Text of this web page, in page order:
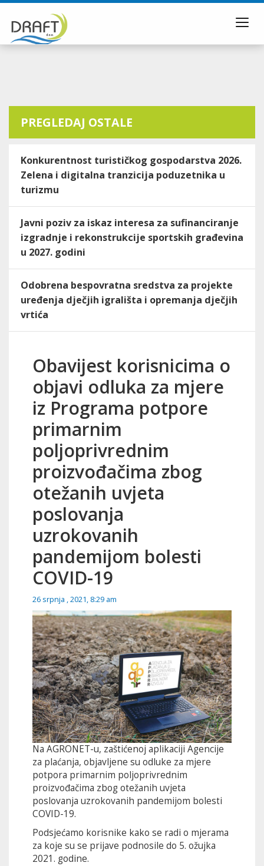
PREGLEDAJ OSTALE
Konkurentnost turističkog gospodarstva 2026.
Zelena i digitalna tranzicija poduzetnika u
turizmu
Javni poziv za iskaz interesa za sufinanciranje
izgradnje i rekonstrukcije sportskih građevina
u 2027. godini
Odobrena bespovratna sredstva za projekte
uređenja dječjih igrališta i opremanja dječjih
vrtića
Obavijest korisnicima o
objavi odluka za mjere
iz Programa potpore
primarnim
poljoprivrednim
proizvođačima zbog
otežanih uvjeta
poslovanja
uzrokovanih
pandemijom bolesti
COVID-19
26 srpnja , 2021, 8:29 am
Na AGRONET-u, zaštićenoj aplikaciji Agencije
za plaćanja, objavljene su odluke za mjere
potpora primarnim poljoprivrednim
proizvođačima zbog otežanih uvjeta
poslovanja uzrokovanih pandemijom bolesti
COVID-19.
Podsjećamo korisnike kako se radi o mjerama
za koje su se prijave podnosile do 5. ožujka
2021. godine.